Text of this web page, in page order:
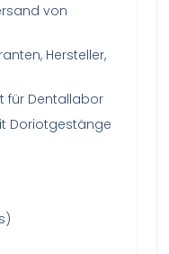
von
Hersteller,
für Dentallabor
Doriotgestänge